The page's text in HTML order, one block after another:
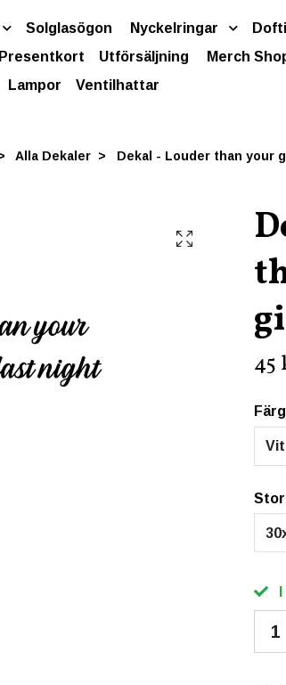
Solglasögon Nyckelringar
Presentkort Utförsäljning
Merch
Lampor
Ventilhattar
Alla Dekaler Dekal - Louder than your
45
Färg
Vit